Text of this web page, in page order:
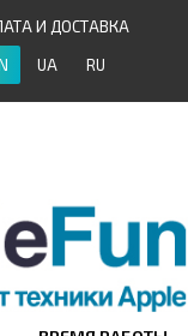
И ДОСТАВКА
UA RU